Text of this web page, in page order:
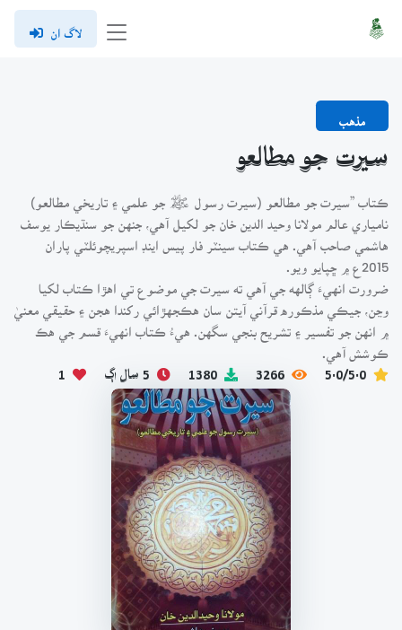
لاگ ان
مذهب
سيرت جو مطالعو
ڪتاب ”سيرت جو مطالعو (سيرت رسول ﷺ جو علمي ۽ تاريخي مطالعو)
نامياري عالم مولانا وحيد الدين خان جو لکيل آهي، جنهن جو سنڌيڪار يوسف
هاشمي صاحب آهي. هي ڪتاب سينٽر فار پيس اينڊ اسپريچوئلٽي پاران
2015ع ۾ ڇپايو ويو.
ضرورت انهيءَ ڳالهه جي آهي ته سيرت جي موضوع تي اهڙا ڪتاب لکيا
وڃن، جيڪي مذڪوره قرآني آيتن سان هڪجهڙائي رکندا هجن ۽ حقيقي معنيٰ
۾ انهن جو تفسير ۽ تشريح بنجي سگهن. هيءُ ڪتاب انهيءَ قسم جي هڪ
ڪوشش آهي.
5.0/5.0
3266
1380 5 سال اڳ 1